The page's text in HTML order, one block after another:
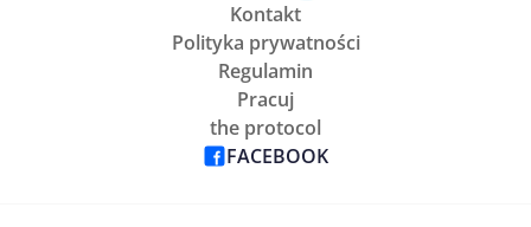
Kontakt
Polityka prywatności
Regulamin
Pracuj
the protocol
FACEBOOK